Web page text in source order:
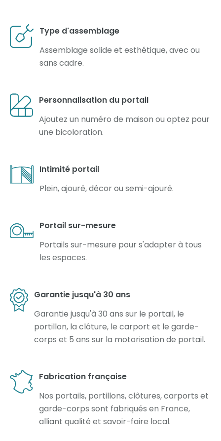
Type d'assemblage
Assemblage solide et esthétique, avec ou
sans cadre.
Personnalisation du portail
Ajoutez un numéro de maison ou optez pour
une bicoloration.
Intimité portail
Plein, ajouré, décor ou semi-ajouré.
Portail sur-mesure
Portails sur-mesure pour s'adapter à tous
les espaces.
Garantie jusqu'à 30 ans
Garantie jusqu'à 30 ans sur le portail, le
portillon, la clôture, le carport et le garde-
corps et 5 ans sur la motorisation de portail.
Fabrication française
Nos portails, portillons, clôtures, carports et
garde-corps sont fabriqués en France,
alliant qualité et savoir-faire local.